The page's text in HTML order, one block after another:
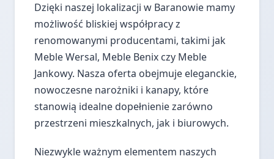
Dzięki naszej lokalizacji w Baranowie mamy
możliwość bliskiej współpracy z
renomowanymi producentami, takimi jak
Meble Wersal, Meble Benix czy Meble
Jankowy. Nasza oferta obejmuje eleganckie,
nowoczesne narożniki i kanapy, które
stanowią idealne dopełnienie zarówno
przestrzeni mieszkalnych, jak i biurowych.
Niezwykle ważnym elementem naszych